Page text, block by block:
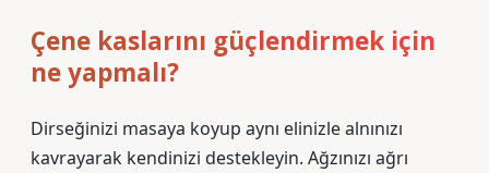
Çene kaslarını güçlendirmek için
ne yapmalı?
Dirseğinizi masaya koyup aynı elinizle alnınızı
kavrayarak kendinizi destekleyin. Ağzınızı ağrı